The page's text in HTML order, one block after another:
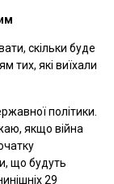
скільки буде
тих, які виїхали
політики.
якщо війна
що будуть
29